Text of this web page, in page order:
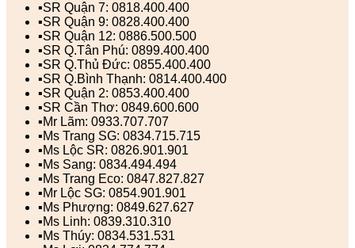
▪️SR Quận 7: 0818.400.400
▪️SR Quận 9: 0828.400.400
▪️SR Quận 12: 0886.500.500
▪️SR Q.Tân Phú: 0899.400.400
▪️SR Q.Thủ Đức: 0855.400.400
▪️SR Q.Bình Thạnh: 0814.400.400
▪️SR Quận 2: 0853.400.400
▪️SR Cần Thơ: 0849.600.600
▪️Mr Lãm: 0933.707.707
▪️Ms Trang SG: 0834.715.715
▪️Ms Lộc SR: 0826.901.901
▪️Ms Sang: 0834.494.494
▪️Ms Trang Eco: 0847.827.827
▪️Mr Lộc SG: 0854.901.901
▪️Ms Phượng: 0849.627.627
▪️Ms Linh: 0839.310.310
▪️Ms Thúy: 0834.531.531